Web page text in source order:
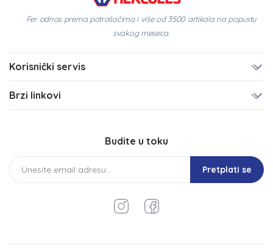
Fer odnos prema potrošačima i više od 3500 artikala na popustu
svakog meseca.
Korisnički servis
Brzi linkovi
Budite u toku
Pretplati se